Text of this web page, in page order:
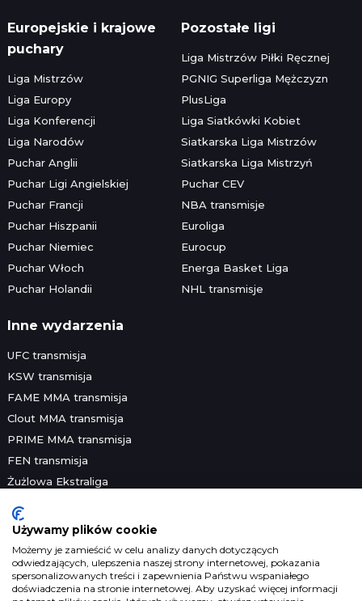
Europejskie i krajowe
puchary
Liga Mistrzów
Liga Europy
Liga Konferencji
Liga Narodów
Puchar Anglii
Puchar Ligi Angielskiej
Puchar Francji
Puchar Hiszpanii
Puchar Niemiec
Puchar Włoch
Puchar Holandii
Pozostałe ligi
Liga Mistrzów Piłki Ręcznej
PGNIG Superliga Mężczyzn
PlusLiga
Liga Siatkówki Kobiet
Siatkarska Liga Mistrzów
Siatkarska Liga Mistrzyń
Puchar CEV
NBA transmisje
Euroliga
Eurocup
Energa Basket Liga
NHL transmisje
Inne wydarzenia
UFC transmisja
KSW transmisja
FAME MMA transmisja
Clout MMA transmisja
PRIME MMA transmisja
FEN transmisja
Żużlowa Ekstraliga
Skoki narciarskie
Platformy streamingowe
Prawa telewizyjne
Prawa sportowe
Używamy plików cookie
Możemy je zamieścić w celu analizy danych dotyczących
odwiedzających, ulepszenia naszej strony internetowej, pokazania
spersonalizowanych treści i zapewnienia Państwu wspaniałego
doświadczenia na stronie internetowej. Aby uzyskać więcej informacji